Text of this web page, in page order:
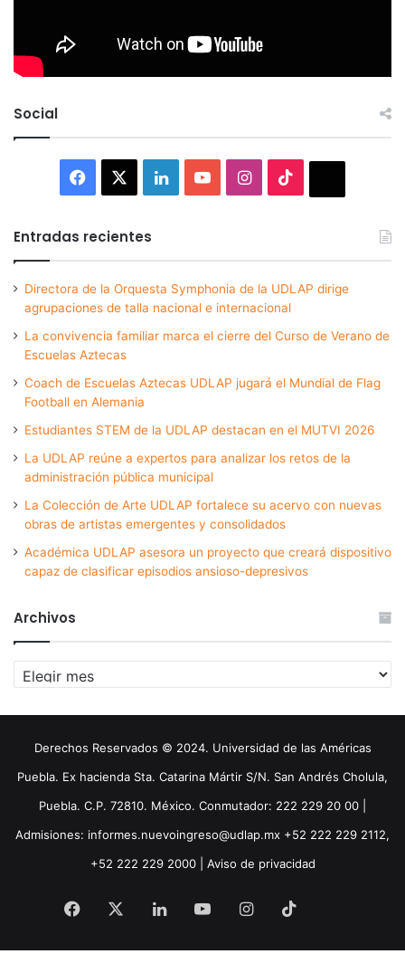
Social
Facebook LinkedInYouTubeInstagram
Entradas recientes
Directora de la Orquesta Symphonia de la UDLAP dirige
agrupaciones de talla nacional e internacional
La convivencia familiar marca el cierre del Curso de Verano de
Escuelas Aztecas
Coach de Escuelas Aztecas UDLAP jugará el Mundial de Flag
Football en Alemania
Estudiantes STEM de la UDLAP destacan en el MUTVI 2026
La UDLAP reúne a expertos para analizar los retos de la
administración pública municipal
La Colección de Arte UDLAP fortalece su acervo con nuevas
obras de artistas emergentes y consolidados
Académica UDLAP asesora un proyecto que creará dispositivo
capaz de clasificar episodios ansioso-depresivos
Archivos
Archivos
Derechos Reservados © 2024. Universidad de las Américas
Puebla. Ex hacienda Sta. Catarina Mártir S/N. San Andrés Cholula,
Puebla. C.P. 72810. México. Conmutador: 222 229 20 00 |
Admisiones: informes.nuevoingreso@udlap.mx +52 222 229 2112,
+52 222 229 2000 | Aviso de privacidad
Facebook LinkedInYouTubeInstagram